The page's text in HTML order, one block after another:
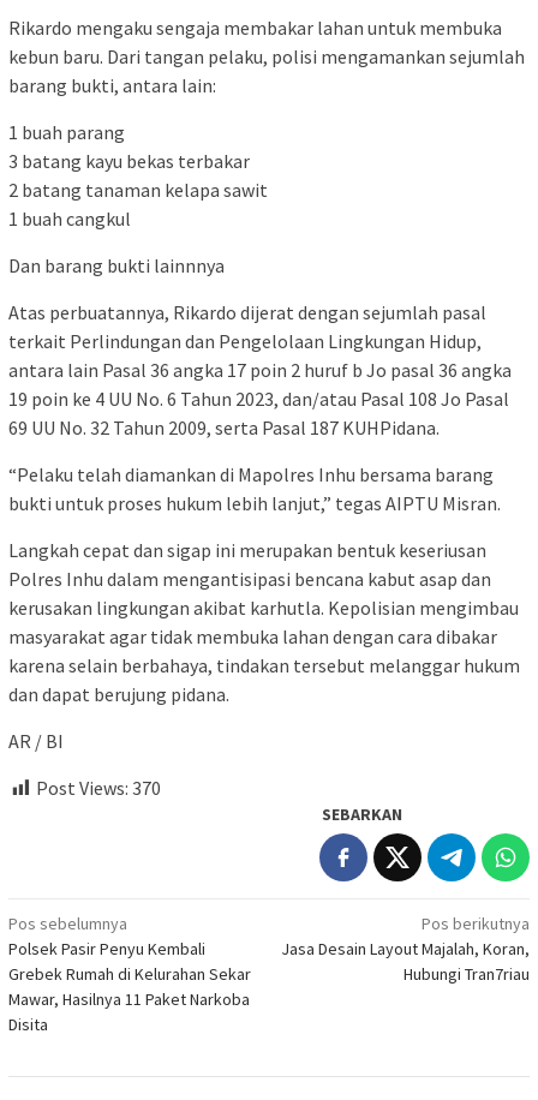
Rikardo mengaku sengaja membakar lahan untuk membuka
kebun baru. Dari tangan pelaku, polisi mengamankan sejumlah
barang bukti, antara lain:
1 buah parang
3 batang kayu bekas terbakar
2 batang tanaman kelapa sawit
1 buah cangkul
Dan barang bukti lainnnya
Atas perbuatannya, Rikardo dijerat dengan sejumlah pasal
terkait Perlindungan dan Pengelolaan Lingkungan Hidup,
antara lain Pasal 36 angka 17 poin 2 huruf b Jo pasal 36 angka
19 poin ke 4 UU No. 6 Tahun 2023, dan/atau Pasal 108 Jo Pasal
69 UU No. 32 Tahun 2009, serta Pasal 187 KUHPidana.
“Pelaku telah diamankan di Mapolres Inhu bersama barang
bukti untuk proses hukum lebih lanjut,” tegas AIPTU Misran.
Langkah cepat dan sigap ini merupakan bentuk keseriusan
Polres Inhu dalam mengantisipasi bencana kabut asap dan
kerusakan lingkungan akibat karhutla. Kepolisian mengimbau
masyarakat agar tidak membuka lahan dengan cara dibakar
karena selain berbahaya, tindakan tersebut melanggar hukum
dan dapat berujung pidana.
AR / BI
Post Views: 370
SEBARKAN
Navigasi
pos
Pos sebelumnya
Polsek Pasir Penyu Kembali
Grebek Rumah di Kelurahan Sekar
Mawar, Hasilnya 11 Paket Narkoba
Disita
Pos berikutnya
Jasa Desain Layout Majalah, Koran,
Hubungi Tran7riau